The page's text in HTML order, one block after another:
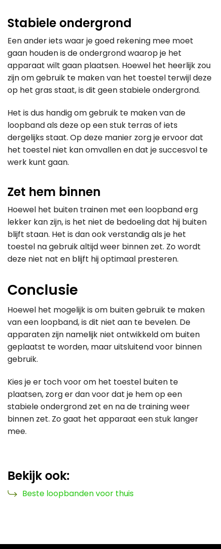
Stabiele ondergrond
Een ander iets waar je goed rekening mee moet
gaan houden is de ondergrond waarop je het
apparaat wilt gaan plaatsen. Hoewel het heerlijk zou
zijn om gebruik te maken van het toestel terwijl deze
op het gras staat, is dit geen stabiele ondergrond.
Het is dus handig om gebruik te maken van de
loopband als deze op een stuk terras of iets
dergelijks staat. Op deze manier zorg je ervoor dat
het toestel niet kan omvallen en dat je succesvol te
werk kunt gaan.
Zet hem binnen
Hoewel het buiten trainen met een loopband erg
lekker kan zijn, is het niet de bedoeling dat hij buiten
blijft staan. Het is dan ook verstandig als je het
toestel na gebruik altijd weer binnen zet. Zo wordt
deze niet nat en blijft hij optimaal presteren.
Conclusie
Hoewel het mogelijk is om buiten gebruik te maken
van een loopband, is dit niet aan te bevelen. De
apparaten zijn namelijk niet ontwikkeld om buiten
geplaatst te worden, maar uitsluitend voor binnen
gebruik.
Kies je er toch voor om het toestel buiten te
plaatsen, zorg er dan voor dat je hem op een
stabiele ondergrond zet en na de training weer
binnen zet. Zo gaat het apparaat een stuk langer
mee.
Bekijk ook:
Beste loopbanden voor thuis